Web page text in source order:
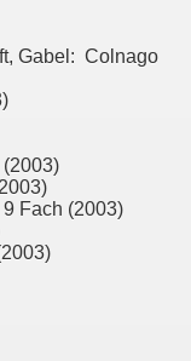
Gabel: Colnago
Fach (2003)